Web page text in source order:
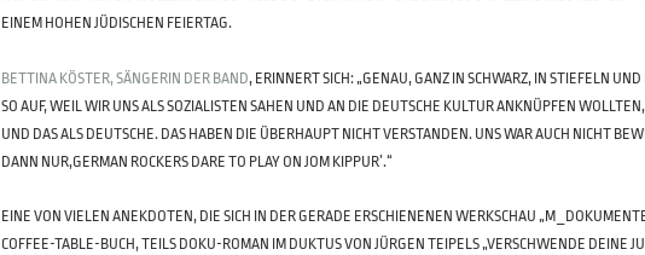
EINEM HOHEN JÜDISCHEN FEIERTAG.
BETTINA KÖSTER, SÄNGERIN DER BAND, ERINNERT SICH: „GENAU, GANZ IN SCHWARZ, IN STIEFELN
SO AUF, WEIL WIR UNS ALS SOZIALISTEN SAHEN UND AN DIE DEUTSCHE KULTUR ANKNÜPFEN
UND DAS ALS DEUTSCHE. DAS HABEN DIE ÜBERHAUPT NICHT VERSTANDEN. UNS WAR AUCH NICHT
DANN NUR,GERMAN ROCKERS DARE TO PLAY ON JOM KIPPUR’.“
EINE VON VIELEN ANEKDOTEN, DIE SICH IN DER GERADE ERSCHIENENEN WERKSCHAU
COFFEE-TABLE-BUCH, TEILS DOKU-ROMAN IM DUKTUS VON JÜRGEN TEIPELS „VERSCHWENDE DEINE